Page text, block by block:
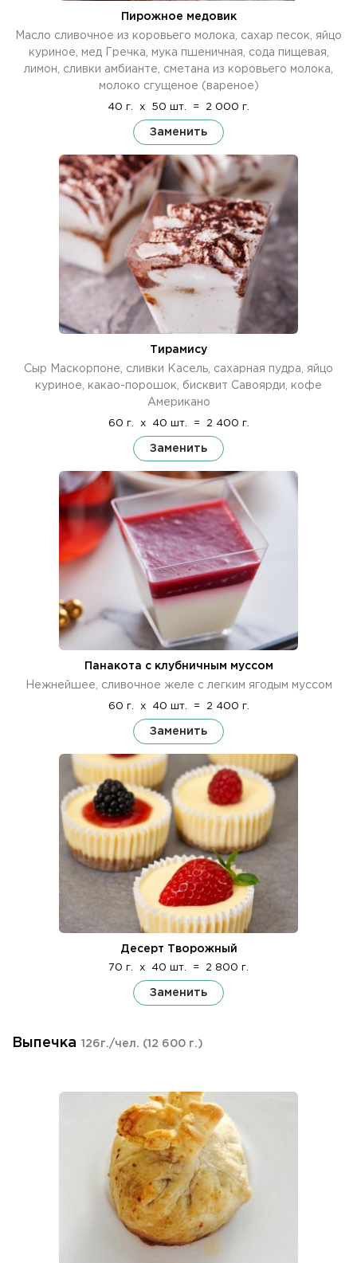
Пирожное медовик
Масло сливочное из коровьего молока, сахар песок, яйцо
куриное, мед Гречка, мука пшеничная, сода пищевая,
лимон, сливки амбианте, сметана из коровьего молока,
молоко сгущеное (вареное)
40 г. x 50 шт. = 2 000 г.
Заменить
Тирамису
Сыр Маскорпоне, сливки Касель, сахарная пудра, яйцо
куриное, какао-порошок, бисквит Савоярди, кофе
Американо
60 г. x 40 шт. = 2 400 г.
Заменить
Панакота с клубничным муссом
Нежнейшее, сливочное желе с легким ягодым муссом
60 г. x 40 шт. = 2 400 г.
Заменить
Десерт Творожный
70 г. x 40 шт. = 2 800 г.
Заменить
Выпечка 126г./чел. (12 600 г.)